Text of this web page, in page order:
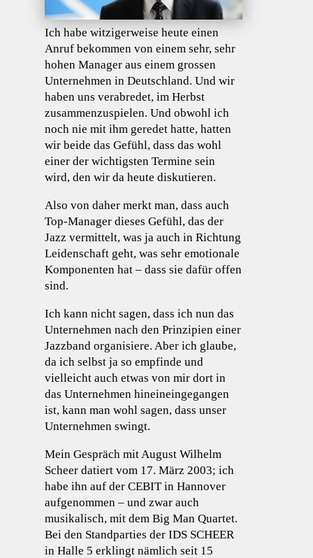
Ich habe witzigerweise heute einen
Anruf bekommen von einem sehr, sehr
hohen Manager aus einem grossen
Unternehmen in Deutschland. Und wir
haben uns verabredet, im Herbst
zusammenzuspielen. Und obwohl ich
noch nie mit ihm geredet hatte, hatten
wir beide das Gefühl, dass das wohl
einer der wichtigsten Termine sein
wird, den wir da heute diskutieren.
Also von daher merkt man, dass auch
Top-Manager dieses Gefühl, das der
Jazz vermittelt, was ja auch in Richtung
Leidenschaft geht, was sehr emotionale
Komponenten hat – dass sie dafür offen
sind.
Ich kann nicht sagen, dass ich nun das
Unternehmen nach den Prinzipien einer
Jazzband organisiere. Aber ich glaube,
da ich selbst ja so empfinde und
vielleicht auch etwas von mir dort in
das Unternehmen hineineingegangen
ist, kann man wohl sagen, dass unser
Unternehmen swingt.
Mein Gespräch mit August Wilhelm
Scheer datiert vom 17. März 2003; ich
habe ihn auf der CEBIT in Hannover
aufgenommen – und zwar auch
musikalisch, mit dem Big Man Quartet.
Bei den Standparties der IDS SCHEER
in Halle 5 erklingt nämlich seit 15